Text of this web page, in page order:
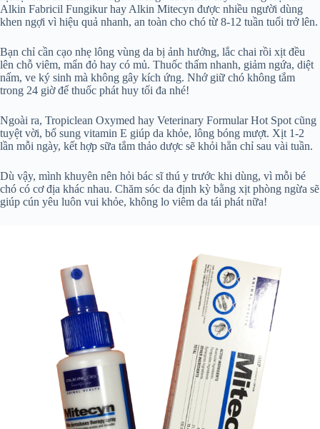
Alkin Fabricil Fungikur hay Alkin Mitecyn được nhiều người dùng
khen ngợi vì hiệu quả nhanh, an toàn cho chó từ 8-12 tuần tuổi trở lên.
Bạn chỉ cần cạo nhẹ lông vùng da bị ảnh hưởng, lắc chai rồi xịt đều
lên chỗ viêm, mẩn đỏ hay có mủ. Thuốc thấm nhanh, giảm ngứa, diệt
nấm, ve ký sinh mà không gây kích ứng. Nhớ giữ chó không tắm
trong 24 giờ để thuốc phát huy tối đa nhé!
Ngoài ra, Tropiclean Oxymed hay Veterinary Formular Hot Spot cũng
tuyệt vời, bổ sung vitamin E giúp da khỏe, lông bóng mượt. Xịt 1-2
lần mỗi ngày, kết hợp sữa tắm thảo dược sẽ khỏi hẳn chỉ sau vài tuần.
Dù vậy, mình khuyên nên hỏi bác sĩ thú y trước khi dùng, vì mỗi bé
chó có cơ địa khác nhau. Chăm sóc da định kỳ bằng xịt phòng ngừa sẽ
giúp cún yêu luôn vui khỏe, không lo viêm da tái phát nữa!